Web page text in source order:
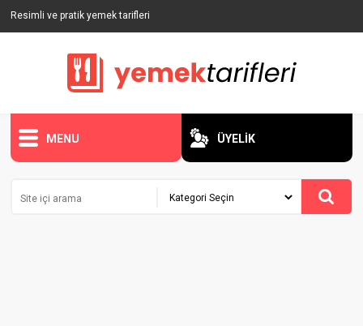
Resimli ve pratik yemek tarifleri
MENU ÜYELİK